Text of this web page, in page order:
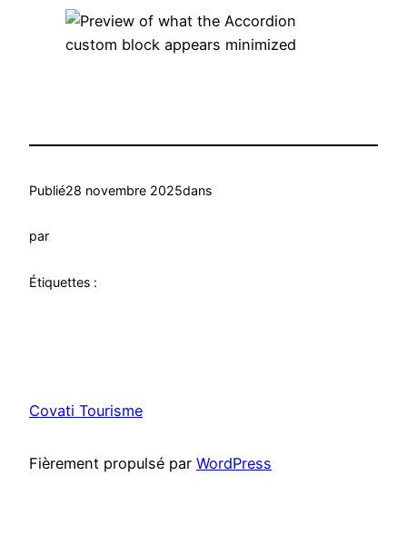
Publié28 novembre 2025dans
par
Étiquettes :
Covati Tourisme
Fièrement propulsé par WordPress